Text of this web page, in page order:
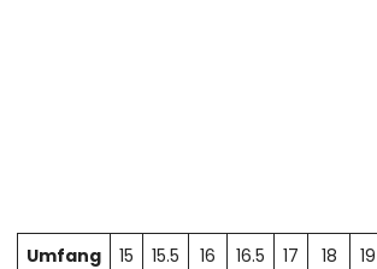
Umfang
15 15.5 16 16.5 17 18 19